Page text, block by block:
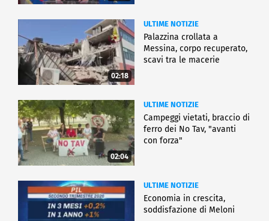
02:18
ULTIME NOTIZIE
Palazzina crollata a
Messina, corpo recuperato,
scavi tra le macerie
02:04
ULTIME NOTIZIE
Campeggi vietati, braccio di
ferro dei No Tav, "avanti
con forza"
ULTIME NOTIZIE
Economia in crescita,
soddisfazione di Meloni